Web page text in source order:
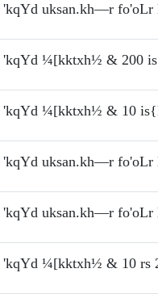
'kqYd uksan.kh—r
'kqYd ¼[kktxh½ & 200
'kqYd ¼[kktxh½ & 10
'kqYd uksan.kh—r
'kqYd uksan.kh—r
'kqYd ¼[kktxh½ & 10 rs